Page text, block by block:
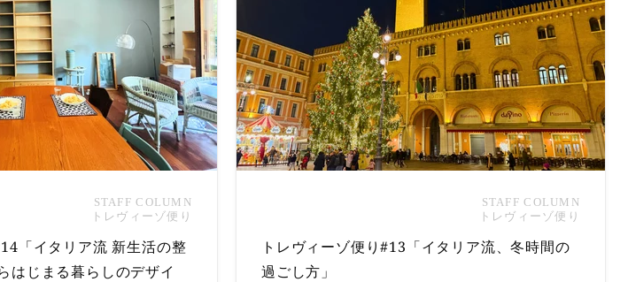
STAFF COLUMN
トレヴィーゾ便り
「イタリア流 新生活の整
はじまる暮らしのデザイ
STAFF COLUMN
トレヴィーゾ便り
トレヴィーゾ便り#13「イタリア流、冬時間の
過ごし方」